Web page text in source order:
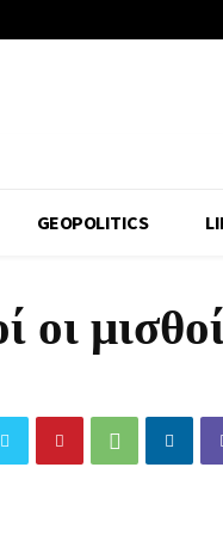
GEOPOLITICS